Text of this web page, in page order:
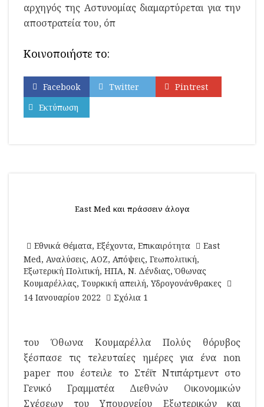
αρχηγός της Αστυνομίας διαμαρτύρεται για την
αποστρατεία του, όπ
Κοινοποιήστε το:
Facebook Twitter
Pintrest
Εκτύπωση
East Med και πράσσειν άλογα
Εθνικά Θέματα, Εξέχοντα, Επικαιρότητα
East
Med, Αναλύσεις, ΑΟΖ, Απόψεις, Γεωπολιτική,
Εξωτερική Πολιτική, ΗΠΑ, Ν. Δένδιας,Όθωνας
Κουμαρέλλας, Τουρκική απειλή, Υδρογονάνθρακες
14 Ιανουαρίου 2022
Σχόλια 1
του Όθωνα Κουμαρέλλα Πολύς θόρυβος
ξέσπασε τις τελευταίες ημέρες για ένα non
paper που έστειλε το Στέϊτ Ντιπάρτμεντ στο
Γενικό Γραμματέα Διεθνών Οικονομικών
Σχέσεων του Υπουργείου Εξωτερικών και